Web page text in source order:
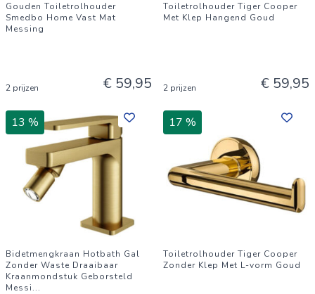
Gouden Toiletrolhouder
Smedbo Home Vast Mat
Messing
2 prijzen € 59,95
Toiletrolhouder Tiger Cooper
Met Klep Hangend Goud
2 prijzen € 59,95
13 %
Bidetmengkraan Hotbath Gal
Zonder Waste Draaibaar
Kraanmondstuk Geborsteld
Messi...
17 %
Toiletrolhouder Tiger Cooper
Zonder Klep Met L-vorm Goud